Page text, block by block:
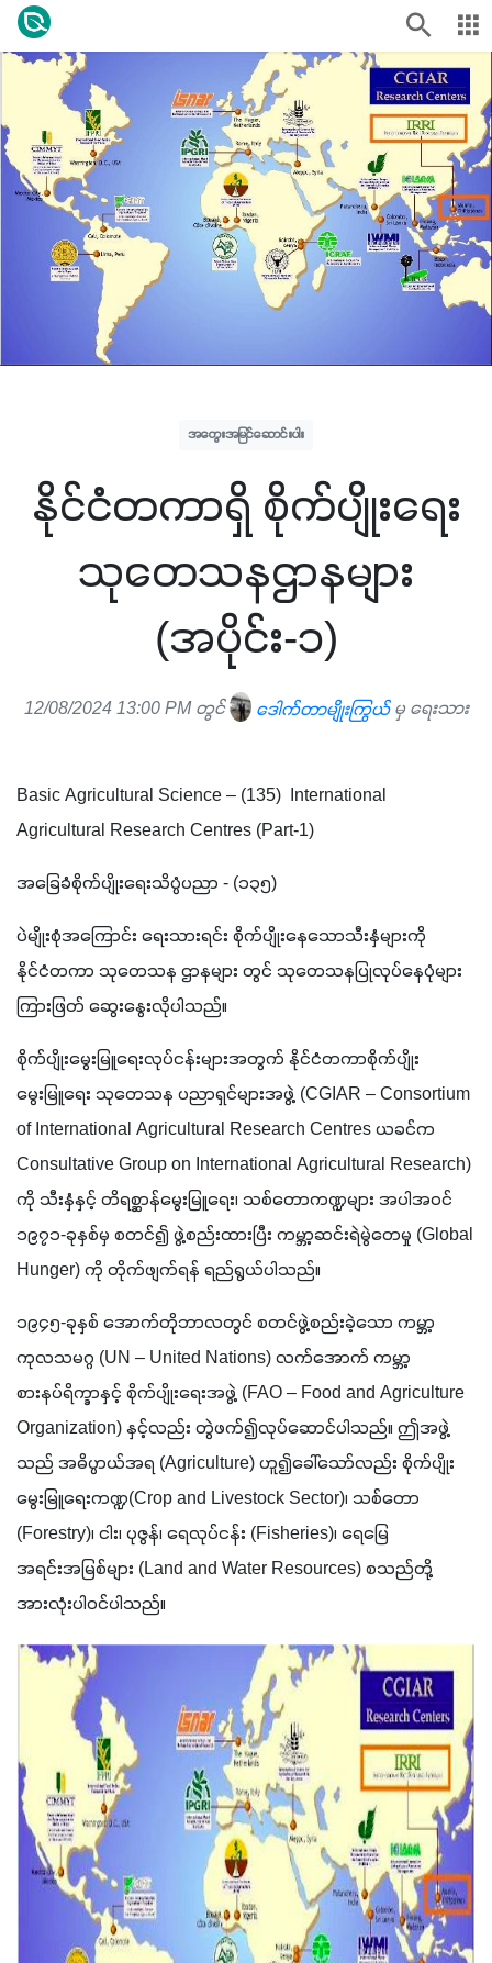
အတွေးအမြင်ဆောင်းပါး
နိုင်ငံတကာရှိ စိုက်ပျိုးရေး
သုတေသနဌာနများ
(အပိုင်း-၁)
12/08/2024 13:00 PM တွင် ဒေါက်တာမျိုးကြွယ်မှ ရေးသား
Basic Agricultural Science – (135)  International
Agricultural Research Centres (Part-1)
အခြေခံစိုက်ပျိုးရေးသိပ္ပံပညာ - (၁၃၅)
ပဲမျိုးစုံအကြောင်း ရေးသားရင်း စိုက်ပျိုးနေသောသီးနှံများကို
နိုင်ငံတကာ သုတေသန ဌာနများ တွင် သုတေသနပြုလုပ်နေပုံများ
ကြားဖြတ် ဆွေးနွေးလိုပါသည်။
စိုက်ပျိုးမွေးမြူရေးလုပ်ငန်းများအတွက် နိုင်ငံတကာစိုက်ပျိုး
မွေးမြူရေး သုတေသန ပညာရှင်များအဖွဲ့ (CGIAR – Consortium
of International Agricultural Research Centres ယခင်က
Consultative Group on International Agricultural Research)
ကို သီးနှံနှင့် တိရစ္ဆာန်မွေးမြူရေး၊ သစ်တောကဏ္ဍများ အပါအဝင်
၁၉၇၁-ခုနှစ်မှ စတင်၍ ဖွဲ့စည်းထားပြီး ကမ္ဘာ့ဆင်းရဲမွဲတေမှု (Global
Hunger) ကို တိုက်ဖျက်ရန် ရည်ရွယ်ပါသည်။
၁၉၄၅-ခုနှစ် အောက်တိုဘာလတွင် စတင်ဖွဲ့စည်းခဲ့သော ကမ္ဘာ့
ကုလသမဂ္ဂ (UN – United Nations) လက်အောက် ကမ္ဘာ့
စားနပ်ရိက္ခာနှင့် စိုက်ပျိုးရေးအဖွဲ့ (FAO – Food and Agriculture
Organization) နှင့်လည်း တွဲဖက်၍လုပ်ဆောင်ပါသည်။ ဤအဖွဲ့
သည် အဓိပ္ပာယ်အရ (Agriculture) ဟူ၍ခေါ်သော်လည်း စိုက်ပျိုး
မွေးမြူရေးကဏ္ဍ(Crop and Livestock Sector)၊ သစ်တော
(Forestry)၊ ငါး၊ ပုဇွန်၊ ရေလုပ်ငန်း (Fisheries)၊ ရေမြေ
အရင်းအမြစ်များ (Land and Water Resources) စသည်တို့
အားလုံးပါဝင်ပါသည်။